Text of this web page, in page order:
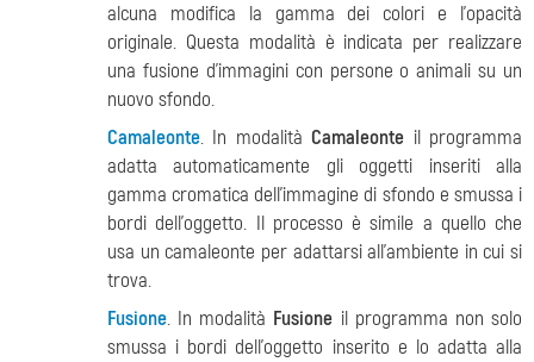
alcuna modifica la gamma dei colori e l’opacità
originale. Questa modalità è indicata per realizzare
una fusione d'immagini con persone o animali su un
nuovo sfondo.
Camaleonte. In modalitàCamaleonte il programma
adatta automaticamente gli oggetti inseriti alla
gamma cromatica dell’immagine di sfondo e smussa i
bordi dell’oggetto. Il processo è simile a quello che
usa un camaleonte per adattarsi all’ambiente in cui si
trova.
Fusione. In modalità Fusione il programma non solo
smussa i bordi dell’oggetto inserito e lo adatta alla